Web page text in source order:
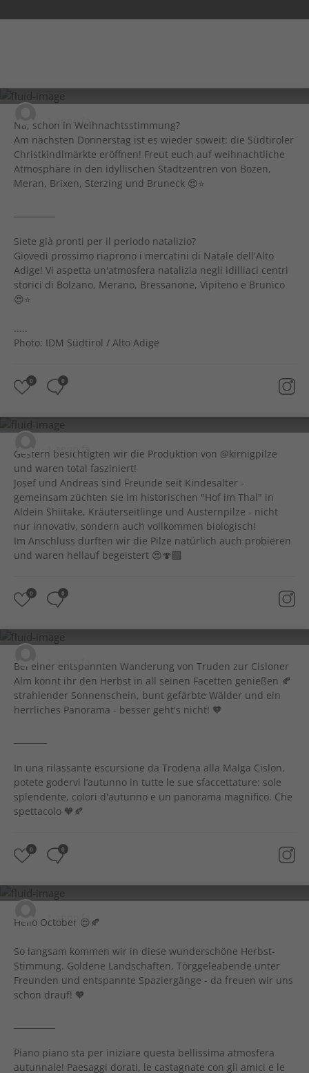
1 anno fa
Na, schon in Weihnachtsstimmung?
Am nächsten Donnerstag ist es wieder soweit: die Südtiroler
Christkindlmärkte eröffnen! Freut euch auf weihnachtliche
Atmosphäre in den idyllischen Stadtzentren von Bozen,
Meran, Brixen, Sterzing und Bruneck 😍⭐
Siete già pronti per il periodo natalizio?
Giovedì prossimo riaprono i mercatini di Natale dell'Alto
Adige! Vi aspetta un'atmosfera natalizia negli idilliaci centri
storici di Bolzano, Merano, Bressanone, Vipiteno e Brunico
😍⭐
.....
Photo: IDM Südtirol / Alto Adige
0 0
1 anno fa
Gestern besichtigten wir die Produktion von @kirnigpilze
und waren total fasziniert!
Josef und Andreas sind Freunde seit Kindesalter -
gemeinsam züchten sie im historischen "Hof im Thal" in
Aldein Shiitake, Kräuterseitlinge und Austernpilze - nicht
nur innovativ, sondern auch vollkommen biologisch!
Im Anschluss durften wir die Pilze natürlich auch probieren
und waren hellauf begeistert 😍🍄‍🟫
0 0
1 anno fa
Bei einer entspannten Wanderung von Truden zur Cisloner
Alm könnt ihr den Herbst in all seinen Facetten genießen 🍂
strahlender Sonnenschein, bunt gefärbte Wälder und ein
herrliches Panorama - besser geht's nicht! 🧡
In una rilassante escursione da Trodena alla Malga Cislon,
potete godervi l’autunno in tutte le sue sfaccettature: sole
splendente, colori d'autunno e un panorama magnifico. Che
spettacolo 🧡🍂
0 0
1 anno fa
Hello October 😍🍂
So langsam kommen wir in diese wunderschöne Herbst-
Stimmung. Goldene Landschaften, Törggeleabende unter
Freunden und entspannte Spaziergänge - da freuen wir uns
schon drauf! 🧡
Piano piano sta per iniziare questa bellissima atmosfera
autunnale! Paesaggi dorati, le castagnate con gli amici e le